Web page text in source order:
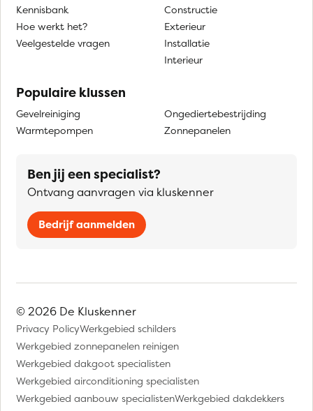
Kennisbank
Hoe werkt het?
Veelgestelde vragen
Constructie
Exterieur
Installatie
Interieur
Populaire klussen
Gevelreiniging
Warmtepompen
Ongediertebestrijding
Zonnepanelen
Ben jij een specialist?
Ontvang aanvragen via kluskenner
Bedrijf aanmelden
© 2026 De Kluskenner
Privacy PolicyWerkgebied schilders
Werkgebied zonnepanelen reinigen
Werkgebied dakgoot specialisten
Werkgebied airconditioning specialisten
Werkgebied aanbouw specialistenWerkgebied dakdekkers